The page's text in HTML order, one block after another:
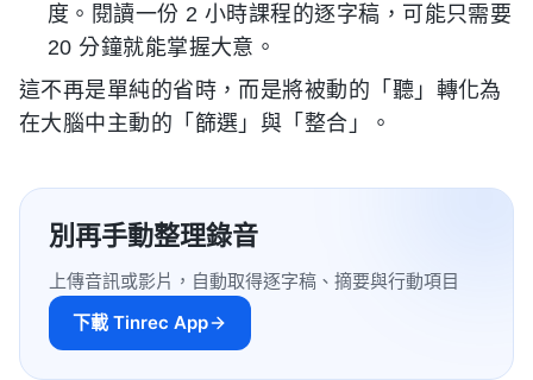
度。閱讀一份 2 小時課程的逐字稿，可能只需要
20 分鐘就能掌握大意。
這不再是單純的省時，而是將被動的「聽」轉化為
在大腦中主動的「篩選」與「整合」。
別再手動整理錄音
上傳音訊或影片，自動取得逐字稿、摘要與行動項目
下載 Tinrec App